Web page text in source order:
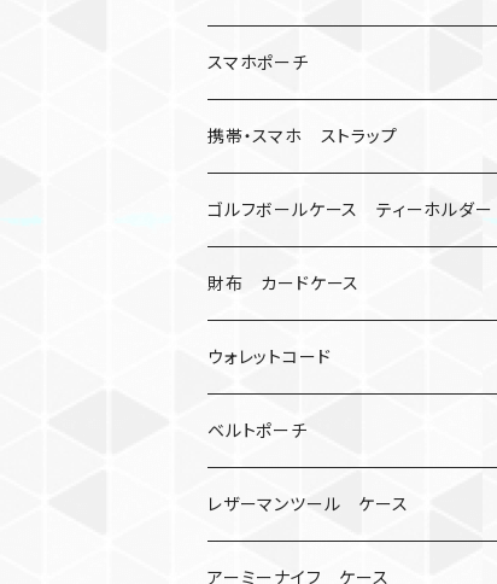
キーケース
人形
忍者
ミイラ
キャンプ道具
ナット
レザーマン
マルチツール
オニヤンマ
ビーズ
アップルウォッチ
バックル
マッドマックス
スマホポーチ
携帯・スマホ ストラップ
ネックストラップ・ショルダーストラップ
ハンドストラップ
リングストラップ
ゴルフボールケース ティーホルダー
ゴルフマーカー
ゴルフボールケース
ティーホルダー
財布 カードケース
コインケース
チューブ
コインケース
紙
カードケース
ウォレットコード
2カラー
ベルトポーチ
レザーマンツール ケース
アーミーナイフ ケース